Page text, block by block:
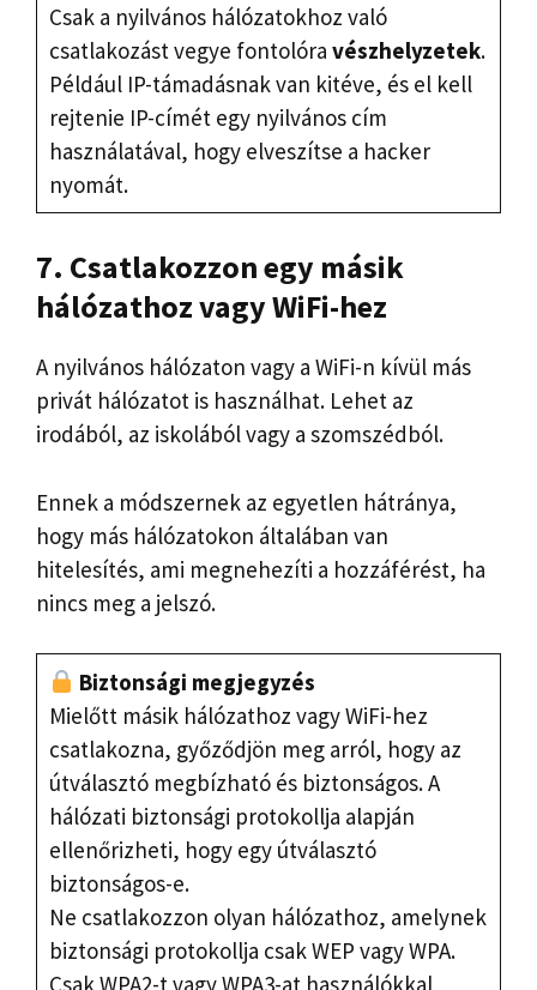
Csak a nyilvános hálózatokhoz való
csatlakozást vegye fontolóra vészhelyzetek.
Például IP-támadásnak van kitéve, és el kell
rejtenie IP-címét egy nyilvános cím
használatával, hogy elveszítse a hacker
nyomát.
7. Csatlakozzon egy másik
hálózathoz vagy WiFi-hez
A nyilvános hálózaton vagy a WiFi-n kívül más
privát hálózatot is használhat. Lehet az
irodából, az iskolából vagy a szomszédból.
Ennek a módszernek az egyetlen hátránya,
hogy más hálózatokon általában van
hitelesítés, ami megnehezíti a hozzáférést, ha
nincs meg a jelszó.
Biztonsági megjegyzés
Mielőtt másik hálózathoz vagy WiFi-hez
csatlakozna, győződjön meg arról, hogy az
útválasztó megbízható és biztonságos. A
hálózati biztonsági protokollja alapján
ellenőrizheti, hogy egy útválasztó
biztonságos-e.
Ne csatlakozzon olyan hálózathoz, amelynek
biztonsági protokollja csak WEP vagy WPA.
Csak WPA2-t vagy WPA3-at használókkal